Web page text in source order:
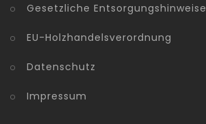
Gesetzliche Entsorgungshinweise
EU-Holzhandelsverordnung
Datenschutz
Impressum